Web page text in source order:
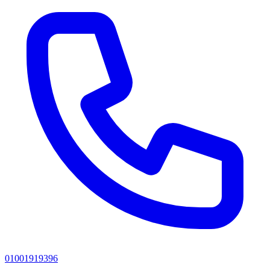
01001919396